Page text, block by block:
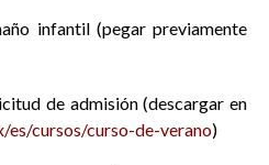
infantil (pegar previamente
de admisión (descargar en
es/cursos/curso-de-verano)